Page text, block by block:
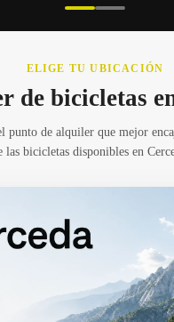
ELIGE TU UBICACIÓN
de bicicletas
punto de alquiler que mejor
las bicicletas disponibles en